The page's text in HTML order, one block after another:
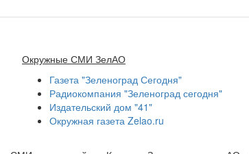
Окружные СМИ ЗелАО
Газета "Зеленоград Сегодня"
Радиокомпания "Зеленоград сегодня"
Издательский дом "41"
Окружная газета Zelao.ru